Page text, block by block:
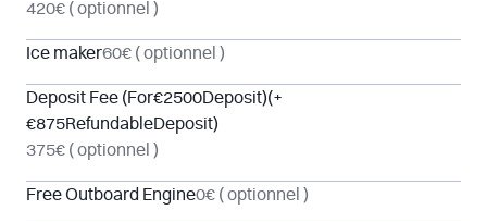
420€ ( optionnel )
Ice maker60€ ( optionnel )
Deposit Fee (For€2500Deposit)(+
€875RefundableDeposit)
375€ ( optionnel )
Free Outboard Engine0€ ( optionnel )